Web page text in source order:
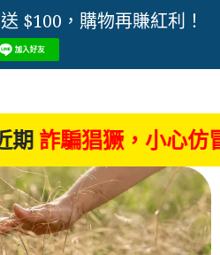
$100，購物再賺紅利！
獗，小心仿冒品，臉